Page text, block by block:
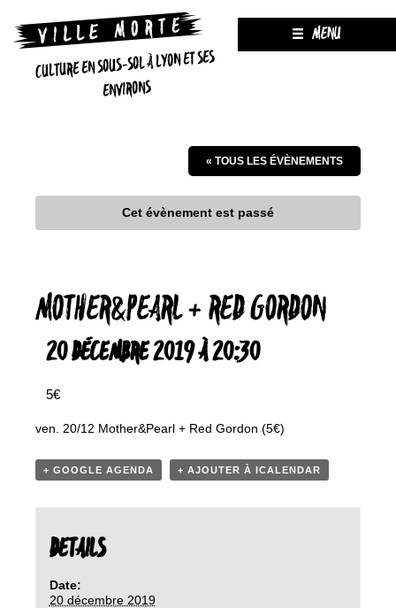
CULTURE EN SOUS-SOL À LYON ET SES
ENVIRONS
MENU
« TOUS LES ÉVÈNEMENTS
Cet évènement est passé
MOTHER&PEARL + RED GORDON
20 DÉCEMBRE 2019 À 20:30
5€
ven. 20/12 Mother&Pearl + Red Gordon (5€)
+ GOOGLE AGENDA + AJOUTER À ICALENDAR
DETAILS
Date:
20 décembre 2019